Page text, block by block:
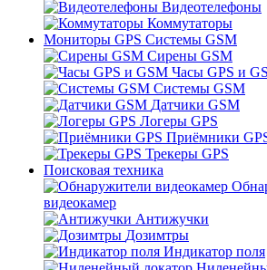
Видеотелефоны
Коммутаторы
Мониторы GPS Системы GSM
Сирены GSM
Часы GPS и
Системы GSM
Датчики GSM
Логеры GPS
Приёмники
Трекеры GPS
Поисковая техника
видеокамер
Антижучки
Дозимтры
Индикатор поля